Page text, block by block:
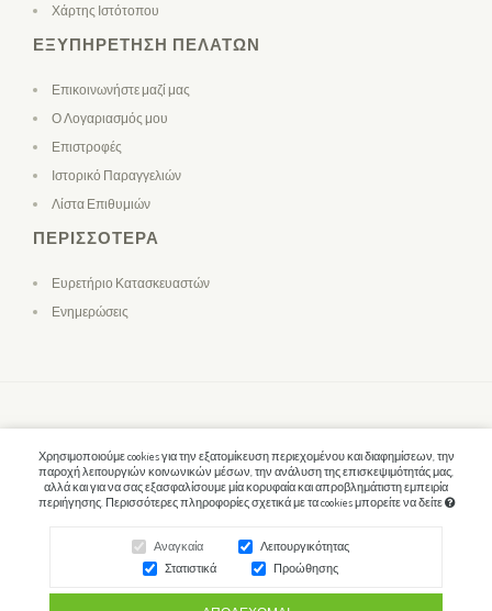
Χρησιμοποιούμε cookies για την εξατομίκευση περιεχομένου και διαφημίσεων, την
παροχή λειτουργιών κοινωνικών μέσων, την ανάλυση της επισκεψιμότητάς μας,
αλλά και για να σας εξασφαλίσουμε μία κορυφαία και απροβλημάτιστη εμπειρία
περιήγησης. Περισσότερες πληροφορίες σχετικά με τα cookies μπορείτε να δείτε
Αναγκαία
Λειτουργικότητας
Στατιστικά
Προώθησης
Χάρτης Ιστότοπου
ΕΞΥΠΗΡΈΤΗΣΗ ΠΕΛΑΤΏΝ
Επικοινωνήστε μαζί μας
Ο Λογαριασμός μου
Επιστροφές
Ιστορικό Παραγγελιών
Λίστα Επιθυμιών
ΠΕΡΙΣΣΌΤΕΡΑ
Ευρετήριο Κατασκευαστών
Ενημερώσεις